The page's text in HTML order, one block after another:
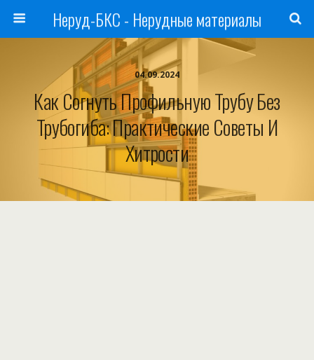
Неруд-БКС - Нерудные материалы
04.09.2024
Как Согнуть Профильную Трубу Без
Трубогиба: Практические Советы И
Хитрости